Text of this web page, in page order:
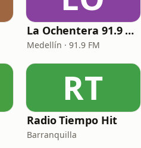
La Ochentera 91.9 FM
Medellín · 91.9 FM
RT
Radio Tiempo Hit
Barranquilla